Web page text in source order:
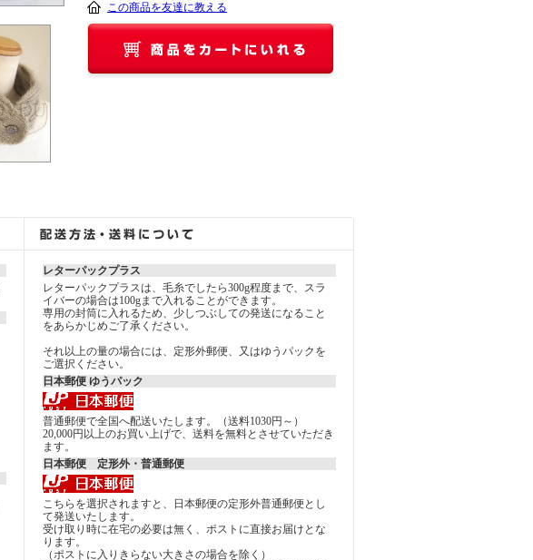
この商品を友達に教える
レターパックプラス
レターパックプラスは、毛糸でしたら300g程度まで、スラ
イバーの場合は100gまで入れることができます。
専用の封筒に入れるため、少しつぶしての発送になること
をあらかじめご了承ください。
それ以上の量の場合には、定形外郵便、又はゆうパックを
ご選択ください。
日本郵便 ゆうパック
普通郵便で全国へ配送いたします。（送料1030円～）
20,000円以上のお買い上げで、送料を無料とさせていただき
ます。
日本郵便 定形外・普通郵便
こちらを選択されますと、日本郵便の定形外普通郵便とし
て発送いたします。
受け取り時に在宅の必要は無く、ポストに直接お届けとな
ります。
（ポストに入りきらない大きさの場合を除く）